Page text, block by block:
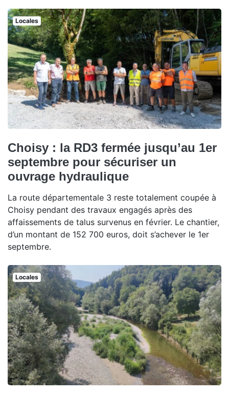
Locales
Choisy : la RD3 fermée jusqu’au 1er
septembre pour sécuriser un
ouvrage hydraulique
La route départementale 3 reste totalement coupée à
Choisy pendant des travaux engagés après des
affaissements de talus survenus en février. Le chantier,
d’un montant de 152 700 euros, doit s’achever le 1er
septembre.
Locales